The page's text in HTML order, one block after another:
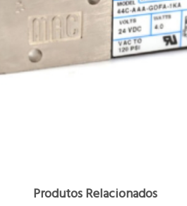
Produtos Relacionados